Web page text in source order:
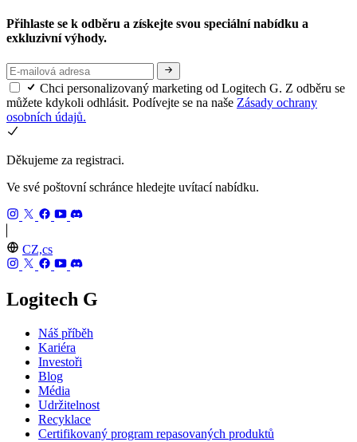
Přihlaste se k odběru a získejte svou speciální nabídku a
exkluzivní výhody.
Chci personalizovaný marketing od Logitech G. Z odběru se
můžete kdykoli odhlásit. Podívejte se na naše Zásady ochrany
osobních údajů.
Děkujeme za registraci.
Ve své poštovní schránce hledejte uvítací nabídku.
CZ,cs
Logitech G
Náš příběh
Kariéra
Investoři
Blog
Média
Udržitelnost
Recyklace
Certifikovaný program repasovaných produktů